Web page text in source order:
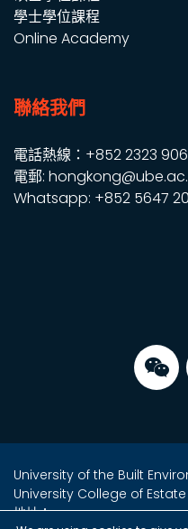
學士學位課程
Online Academy
聯絡我們
電話熱線：+852 2323
電郵:
Whatsapp: +852 5647
University of the Built
University College of
地址：